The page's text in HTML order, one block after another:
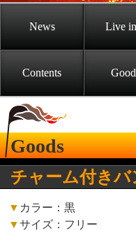
News Live
Contents
Goods
チャーム付きバ
▼ カラー：黒
▼サイズ：フリー